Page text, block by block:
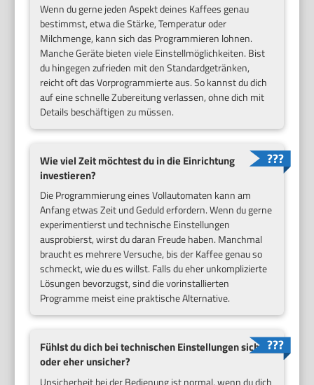
Wenn du gerne jeden Aspekt deines Kaffees genau
bestimmst, etwa die Stärke, Temperatur oder
Milchmenge, kann sich das Programmieren lohnen.
Manche Geräte bieten viele Einstellmöglichkeiten. Bist
du hingegen zufrieden mit den Standardgetränken,
reicht oft das Vorprogrammierte aus. So kannst du dich
auf eine schnelle Zubereitung verlassen, ohne dich mit
Details beschäftigen zu müssen.
Wie viel Zeit möchtest du in die Einrichtung
investieren?
Die Programmierung eines Vollautomaten kann am
Anfang etwas Zeit und Geduld erfordern. Wenn du gerne
experimentierst und technische Einstellungen
ausprobierst, wirst du daran Freude haben. Manchmal
braucht es mehrere Versuche, bis der Kaffee genau so
schmeckt, wie du es willst. Falls du eher unkomplizierte
Lösungen bevorzugst, sind die vorinstallierten
Programme meist eine praktische Alternative.
Fühlst du dich bei technischen Einstellungen sicher
oder eher unsicher?
Unsicherheit bei der Bedienung ist normal, wenn du dich